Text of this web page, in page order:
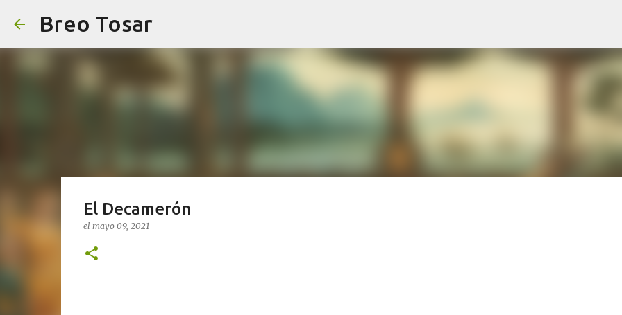
Breo Tosar
El Decamerón
el mayo 09, 2021